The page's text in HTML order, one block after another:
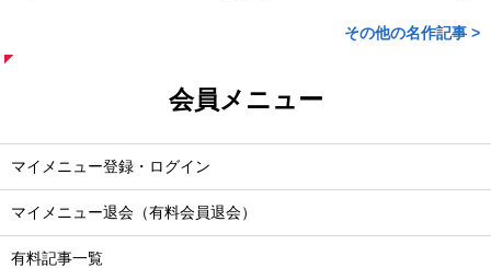
その他の名作記事 >
会員メニュー
マイメニュー登録・ログイン
マイメニュー退会（有料会員退会）
有料記事一覧